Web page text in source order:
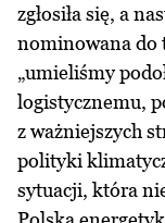
zgłosiła się, a
nominowana do
„umieliśmy
logistycznemu,
z ważniejszych
polityki
sytuacji, która